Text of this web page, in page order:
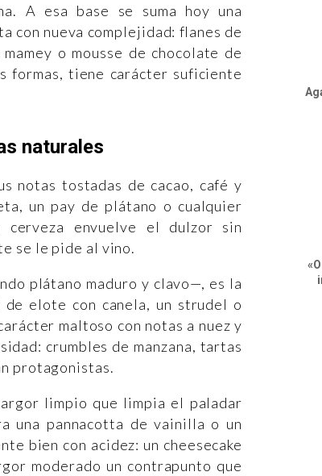
A esa base se suma hoy una
con nueva complejidad: flanes de
o mousse de chocolate de
formas, tiene carácter suficiente
naturales
notas tostadas de cacao, café y
un pay de plátano o cualquier
cerveza envuelve el dulzor sin
se le pide al vino.
plátano maduro y clavo—, es la
de elote con canela, un strudel o
maltoso con notas a nuez y
crumbles de manzana, tartas
protagonistas.
limpio que limpia el paladar
una pannacotta de vainilla o un
bien con acidez: un cheesecake
moderado un contrapunto que